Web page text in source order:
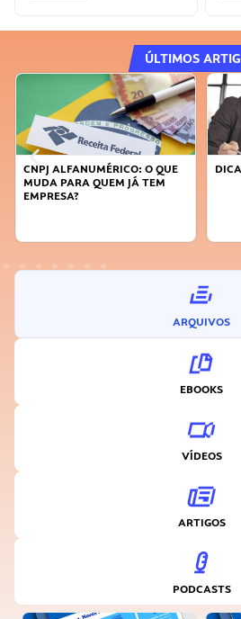
ÚLTIMOS
O QUE
QUEM JÁ TEM
DICAS PARA
ARQUIVOS
EBOOKS
VÍDEOS
ARTIGOS
PODCASTS